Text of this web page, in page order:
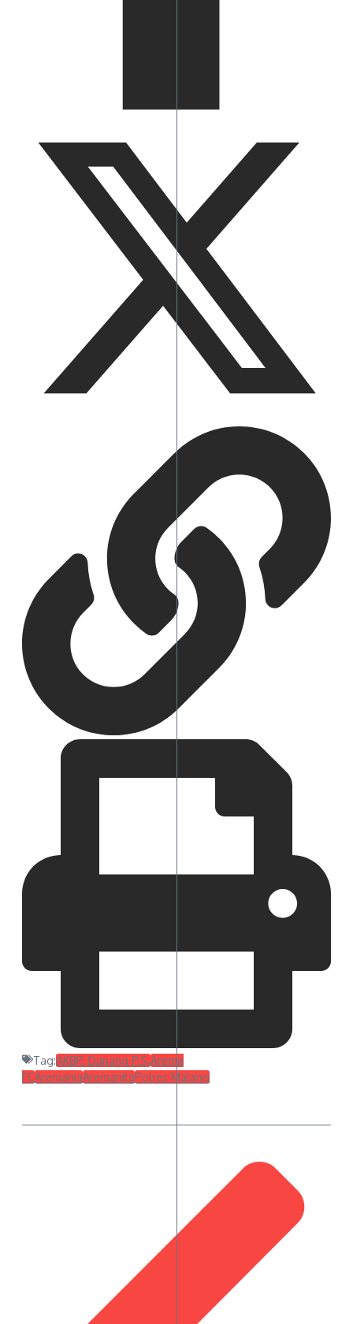
Tag:AKBP. Danang P.S.Arema
FCAremaniaAremanitaPolres Malang